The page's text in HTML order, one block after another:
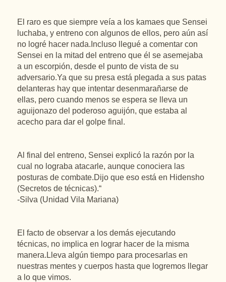
El raro es que siempre veía a los kamaes que Sensei
luchaba, y entreno con algunos de ellos, pero aún así
no logré hacer nada.Incluso llegué a comentar con
Sensei en la mitad del entreno que él se asemejaba
a un escorpión, desde el punto de vista de su
adversario.Ya que su presa está plegada a sus patas
delanteras hay que intentar desenmarañarse de
ellas, pero cuando menos se espera se lleva un
aguijonazo del poderoso aguijón, que estaba al
acecho para dar el golpe final.
Al final del entreno, Sensei explicó la razón por la
cual no lograba atacarle, aunque conociera las
posturas de combate.Dijo que eso está en Hidensho
(Secretos de técnicas).“
-Silva (Unidad Vila Mariana)
El facto de observar a los demás ejecutando
técnicas, no implica en lograr hacer de la misma
manera.Lleva algún tiempo para procesarlas en
nuestras mentes y cuerpos hasta que logremos llegar
a lo que vimos.